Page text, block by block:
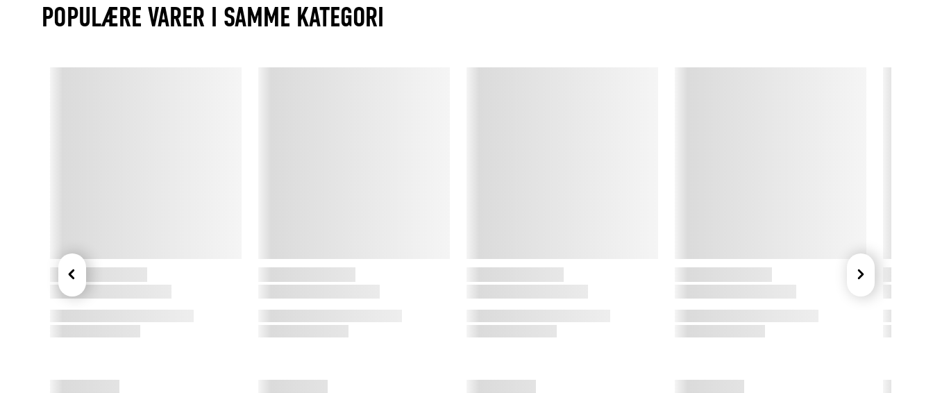
mere. Alt er designet til at være let at bruge, nemt at rengøre og
POPULÆRE VARER I SAMME KATEGORI